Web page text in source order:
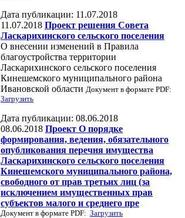
Дата публикации: 11.07.2018
11.07.2018 Проект решения Совета
Ласкарихинского сельского поселения
О внесении изменений в Правила
благоустройства территории
Ласкарихинского сельского поселения
Кинешемского муниципального района
Ивановской области Документ в формате PDF:
Загрузить
Дата публикации: 08.06.2018
08.06.2018 Проект О порядке
формирования, ведения, обязательного
опубликования перечня имущества
Ласкарихинского сельского поселения
Кинешемского муниципального района,
свободного от прав третьих лиц (за
исключением имущественных прав
субъектов малого и среднего пре
Документ в формате PDF: Загрузить